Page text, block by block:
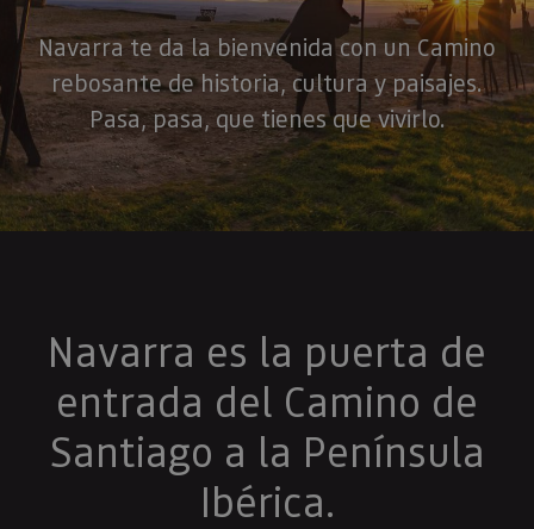
Navarra te da la bienvenida con un Camino
rebosante de historia, cultura y paisajes.
Pasa, pasa, que tienes que vivirlo.
Navarra es la puerta de
entrada del Camino de
Santiago a la Península
Ibérica.